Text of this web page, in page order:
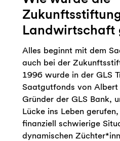
Landwirtschaft
Alles beginnt mit dem
auch bei der
1996 wurde in der GLS
Saatgutfonds von Albert
Gründer der GLS Bank,
Lücke ins Leben
finanziell schwierige
dynamischen